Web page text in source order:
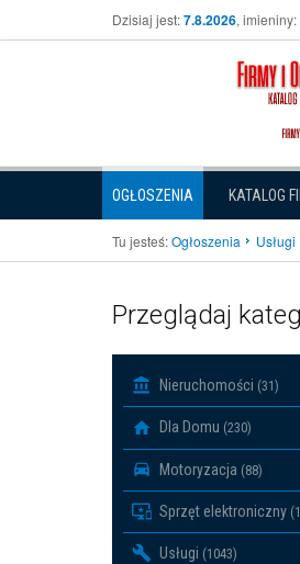
Dzisiaj jest:7.8.2026, imieniny:
OGŁOSZENIA KATALOG
Tu jesteś:Ogłoszenia Usługi
Przeglądaj
Nieruchomości (31)
Dla Domu (230)
Motoryzacja (88)
Sprzęt elektroniczny
Usługi (1043)